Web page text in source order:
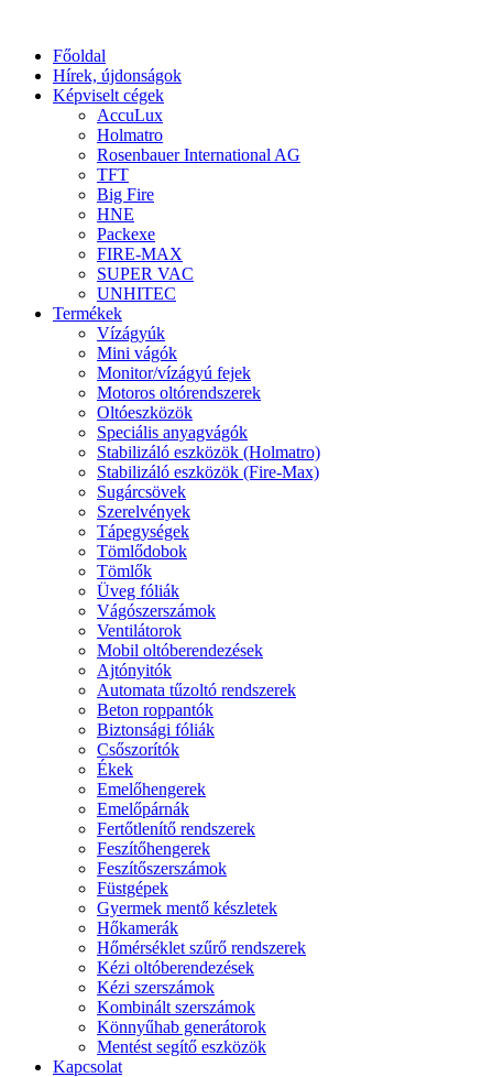
Főoldal
Hírek, újdonságok
Képviselt cégek
AccuLux
Holmatro
Rosenbauer International AG
TFT
Big Fire
HNE
Packexe
FIRE-MAX
SUPER VAC
UNHITEC
Termékek
Vízágyúk
Mini vágók
Monitor/vízágyú fejek
Motoros oltórendszerek
Oltóeszközök
Speciális anyagvágók
Stabilizáló eszközök (Holmatro)
Stabilizáló eszközök (Fire-Max)
Sugárcsövek
Szerelvények
Tápegységek
Tömlődobok
Tömlők
Üveg fóliák
Vágószerszámok
Ventilátorok
Mobil oltóberendezések
Ajtónyitók
Automata tűzoltó rendszerek
Beton roppantók
Biztonsági fóliák
Csőszorítók
Ékek
Emelőhengerek
Emelőpárnák
Fertőtlenítő rendszerek
Feszítőhengerek
Feszítőszerszámok
Füstgépek
Gyermek mentő készletek
Hőkamerák
Hőmérséklet szűrő rendszerek
Kézi oltóberendezések
Kézi szerszámok
Kombinált szerszámok
Könnyűhab generátorok
Mentést segítő eszközök
Kapcsolat